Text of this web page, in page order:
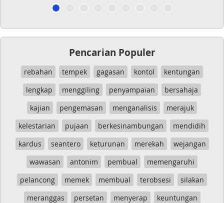
Pencarian Populer
rebahan tempek gagasan kontol
kentungan
lengkap
menggiling penyampaian
bersahaja
kajian
pengemasan menganalisis
merajuk
kelestarian
pujaan berkesinambungan
mendidih
kardus
seantero keturunan merekah
wejangan
wawasan
antonim pembual
memengaruhi
pelancong
memek membual terobsesi
silakan
meranggas
persetan menyerap
keuntungan